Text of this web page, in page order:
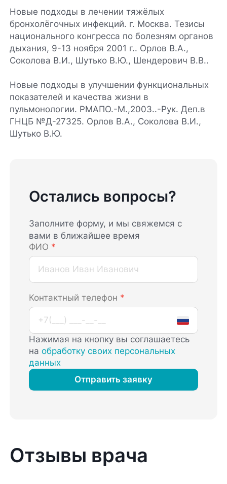
Новые подходы в лечении тяжёлых
бронхолёгочных инфекций. г. Москва. Тезисы
национального конгресса по болезням органов
дыхания, 9-13 ноября 2001 г.. Орлов В.А.,
Соколова В.И., Шутько В.Ю., Шендерович В.В..
Новые подходы в улучшении функциональных
показателей и качества жизни в
пульмонологии. РМАПО.-М.,2003..-Рук. Деп.в
ГНЦБ №Д-27325. Орлов В.А., Соколова В.И.,
Шутько В.Ю.
Остались вопросы?
Заполните форму, и мы свяжемся с
вами в ближайшее время
ФИО *
Контактный телефон *
Нажимая на кнопку вы соглашаетесь
наобработку своих персональных
данных
Отправить заявку
Отзывы врача